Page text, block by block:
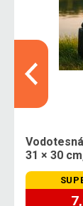
31 × 30